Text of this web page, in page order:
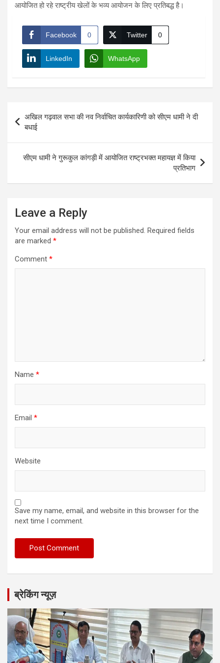
आयोजित हो रहे राष्ट्रीय खेलों के भव्य आयोजन के लिए प्रतिबद्ध है।
Facebook 0 Twitter 0
LinkedIn WhatsApp
navigation
अखिल गढ़वाल सभा की नव निर्वाचित कार्यकारिणी को सीएम धामी ने दी
बधाई
सीएम धामी ने गुरूकुल कांगड़ी में आयोजित राष्ट्रभक्त महायज्ञ में किया
प्रतिभाग
Leave a Reply
Your email address will not be published. Required fields
are marked *
Comment *
Name *
Email *
Website
Save my name, email, and website in this browser for the
next time I comment.
ब्रेकिंग न्यूज़